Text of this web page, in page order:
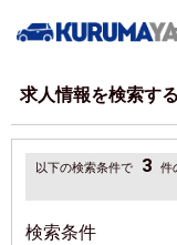
求人情報を検索する
以下の検索条件で 3 件
検索条件